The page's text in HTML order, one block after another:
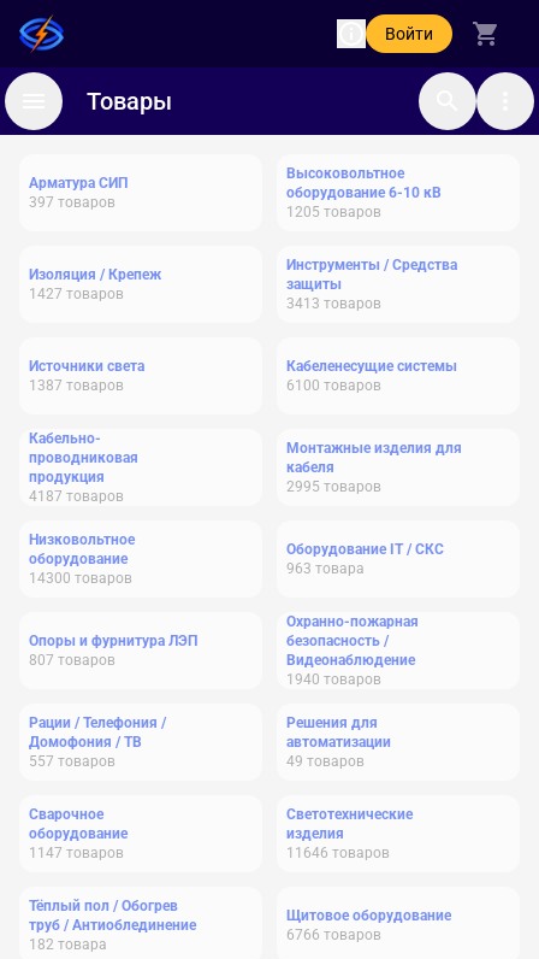
Войти
Товары
Арматура СИП
397 товаров
Высоковольтное
оборудование 6-10 кВ
1205 товаров
Изоляция / Крепеж
1427 товаров
Инструменты / Средства
защиты
3413 товаров
Источники света
1387 товаров
Кабеленесущие системы
6100 товаров
Кабельно-
проводниковая
продукция
4187 товаров
Монтажные изделия для
кабеля
2995 товаров
Низковольтное
оборудование
14300 товаров
Оборудование IT / СКС
963 товара
Опоры и фурнитура ЛЭП
807 товаров
Охранно-пожарная
безопасность /
Видеонаблюдение
1940 товаров
Рации / Телефония /
Домофония / ТВ
557 товаров
Решения для
автоматизации
49 товаров
Сварочное
оборудование
1147 товаров
Светотехнические
изделия
11646 товаров
Тёплый пол / Обогрев
труб / Антиоблединение
182 товара
Щитовое оборудование
6766 товаров